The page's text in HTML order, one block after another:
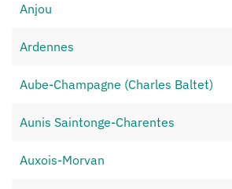
Anjou
Ardennes
Aube-Champagne (Charles Baltet)
Aunis Saintonge-Charentes
Auxois-Morvan